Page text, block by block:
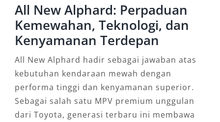
All New Alphard: Perpaduan
Kemewahan, Teknologi, dan
Kenyamanan Terdepan
All New Alphard hadir sebagai jawaban atas
kebutuhan kendaraan mewah dengan
performa tinggi dan kenyamanan superior.
Sebagai salah satu MPV premium unggulan
dari Toyota, generasi terbaru ini membawa